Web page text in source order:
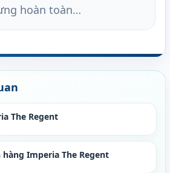
hoàn toàn…
The Regent
hàng Imperia The Regent